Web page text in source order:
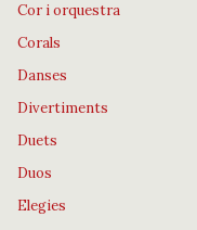
Cor i orquestra
Corals
Danses
Divertiments
Duets
Duos
Elegies